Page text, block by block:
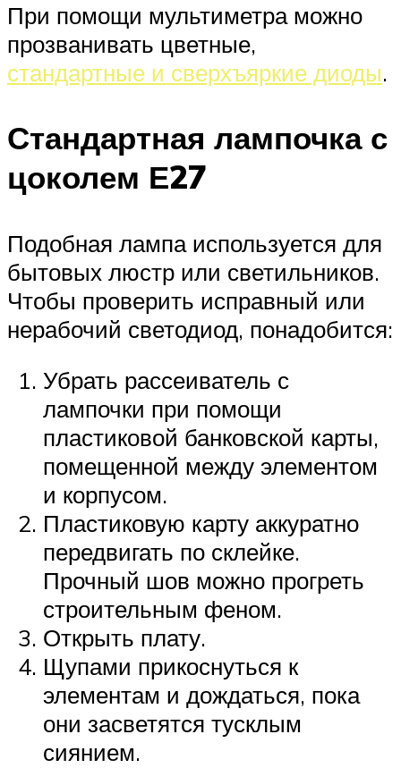
При помощи мультиметра можно
прозванивать цветные,
стандартные и сверхъяркие диоды.
Стандартная лампочка с
цоколем Е27
Подобная лампа используется для
бытовых люстр или светильников.
Чтобы проверить исправный или
нерабочий светодиод, понадобится:
Убрать рассеиватель с
лампочки при помощи
пластиковой банковской карты,
помещенной между элементом
и корпусом.
Пластиковую карту аккуратно
передвигать по склейке.
Прочный шов можно прогреть
строительным феном.
Открыть плату.
Щупами прикоснуться к
элементам и дождаться, пока
они засветятся тусклым
сиянием.